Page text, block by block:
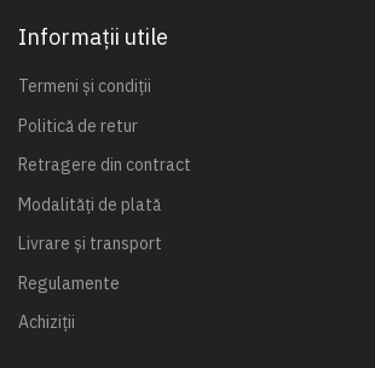
Informații utile
Termeni și condiții
Politică de retur
Retragere din contract
Modalități de plată
Livrare și transport
Regulamente
Achiziții